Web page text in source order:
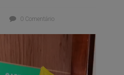
0 Comentário